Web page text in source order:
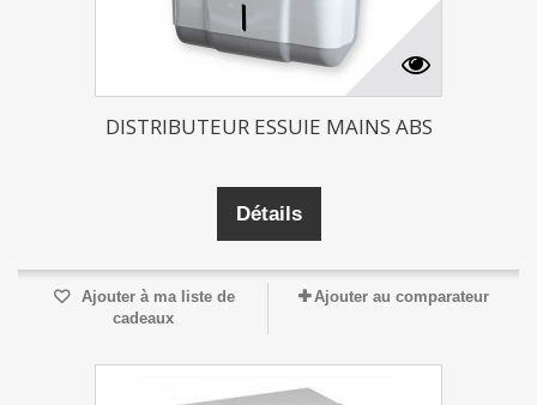
DISTRIBUTEUR ESSUIE MAINS ABS
Détails
Ajouter à ma liste de
cadeaux
Ajouter au comparateur